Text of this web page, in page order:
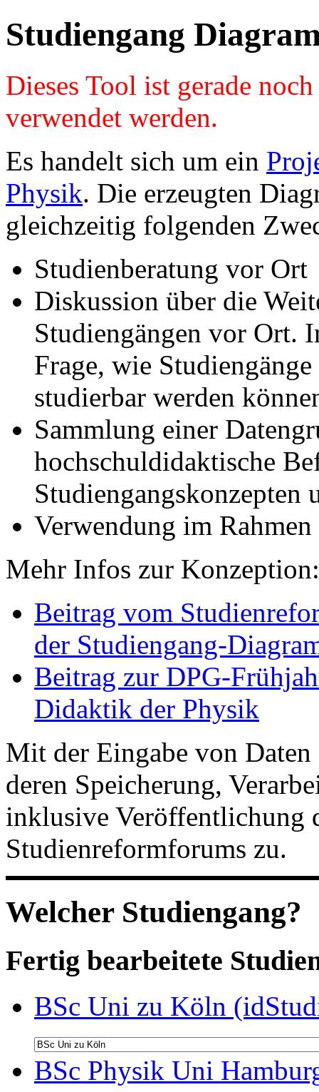
Studiengang
Dieses Tool ist gerade
verwendet werden.
Es handelt sich um ein
Physik. Die erzeugten
gleichzeitig folgenden
Studienberatung vor Ort
Diskussion über die
Studiengängen vor Ort.
Frage, wie
studierbar werden
Sammlung einer
hochschuldidaktische
Studiengangskonzepten
Verwendung im
Mehr Infos zur Konzeption:
Beitrag vom
der Studiengang-
Beitrag zur DPG-
Didaktik der Physik
Mit der Eingabe von Daten
deren Speicherung,
inklusive Veröffentlichung
Studienreformforums zu.
Welcher Studiengang?
Fertig bearbeitete
BSc Uni zu Köln
BSc Physik Uni